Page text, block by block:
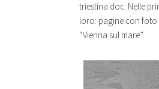
triestina doc. Nelle
loro: pagine con foto
“Vienna sul mare”.